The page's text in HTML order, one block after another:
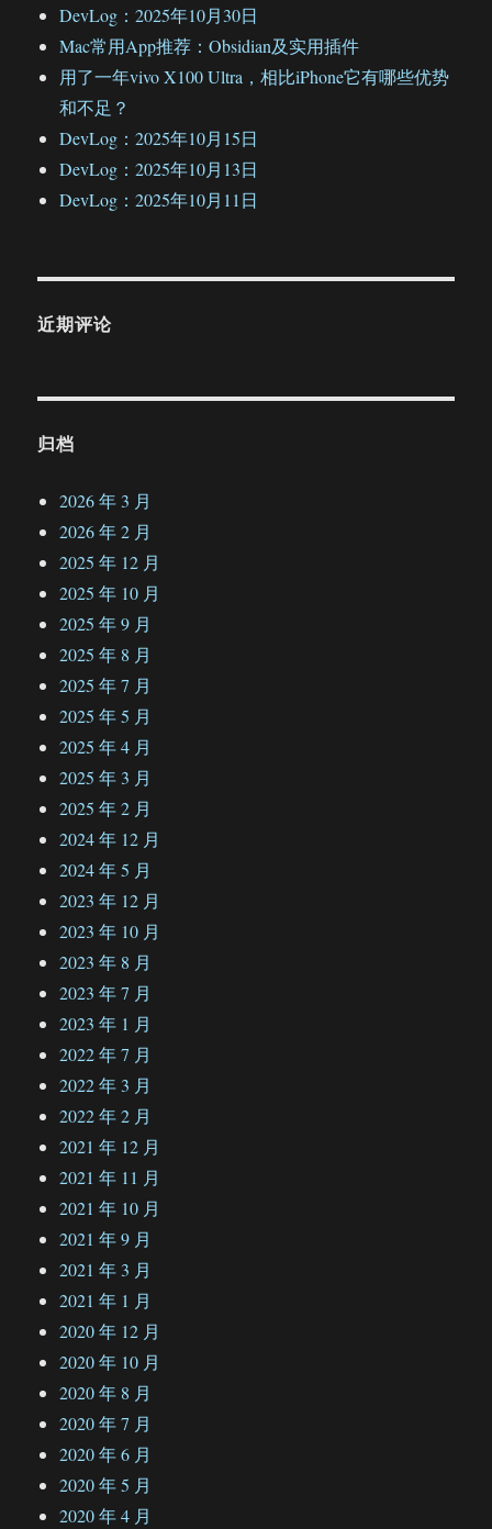
DevLog：2025年10月30日
Mac常用App推荐：Obsidian及实用插件
用了一年vivo X100 Ultra，相比iPhone它有哪些优势
和不足？
DevLog：2025年10月15日
DevLog：2025年10月13日
DevLog：2025年10月11日
近期评论
归档
2026 年 3 月
2026 年 2 月
2025 年 12 月
2025 年 10 月
2025 年 9 月
2025 年 8 月
2025 年 7 月
2025 年 5 月
2025 年 4 月
2025 年 3 月
2025 年 2 月
2024 年 12 月
2024 年 5 月
2023 年 12 月
2023 年 10 月
2023 年 8 月
2023 年 7 月
2023 年 1 月
2022 年 7 月
2022 年 3 月
2022 年 2 月
2021 年 12 月
2021 年 11 月
2021 年 10 月
2021 年 9 月
2021 年 3 月
2021 年 1 月
2020 年 12 月
2020 年 10 月
2020 年 8 月
2020 年 7 月
2020 年 6 月
2020 年 5 月
2020 年 4 月